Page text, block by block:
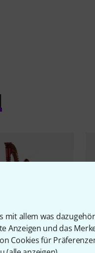
mit allem was
Anzeigen und das
Cookies für